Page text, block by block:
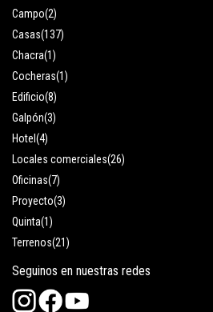
Campo(2)
Casas(137)
Chacra(1)
Cocheras(1)
Edificio(8)
Galpón(3)
Hotel (4)
Locales comerciales(26)
Oficinas(7)
Proyecto(3)
Quinta(1)
Terrenos(21)
Seguinos en nuestras redes